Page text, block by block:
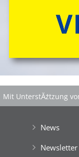
Mit UnterstĂźtzung
News
Newsletter